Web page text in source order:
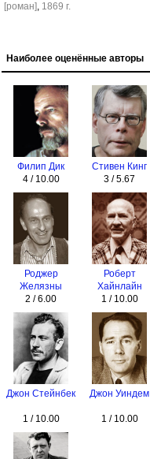
[роман], 1869 г.
Наиболее оценённые авторы
Филип Дик
4 / 10.00
Стивен Кинг
3 / 5.67
Роджер
Желязны
2 / 6.00
Роберт
Хайнлайн
1 / 10.00
Джон Стейнбек
1 / 10.00
Джон Уиндем
1 / 10.00